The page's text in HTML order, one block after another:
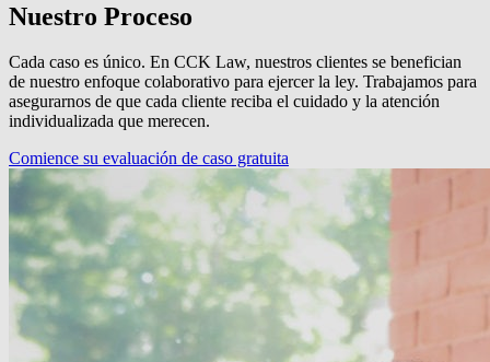
Nuestro Proceso
Cada caso es único. En CCK Law, nuestros clientes se benefician
de nuestro enfoque colaborativo para ejercer la ley. Trabajamos para
asegurarnos de que cada cliente reciba el cuidado y la atención
individualizada que merecen.
Comience su evaluación de caso gratuita